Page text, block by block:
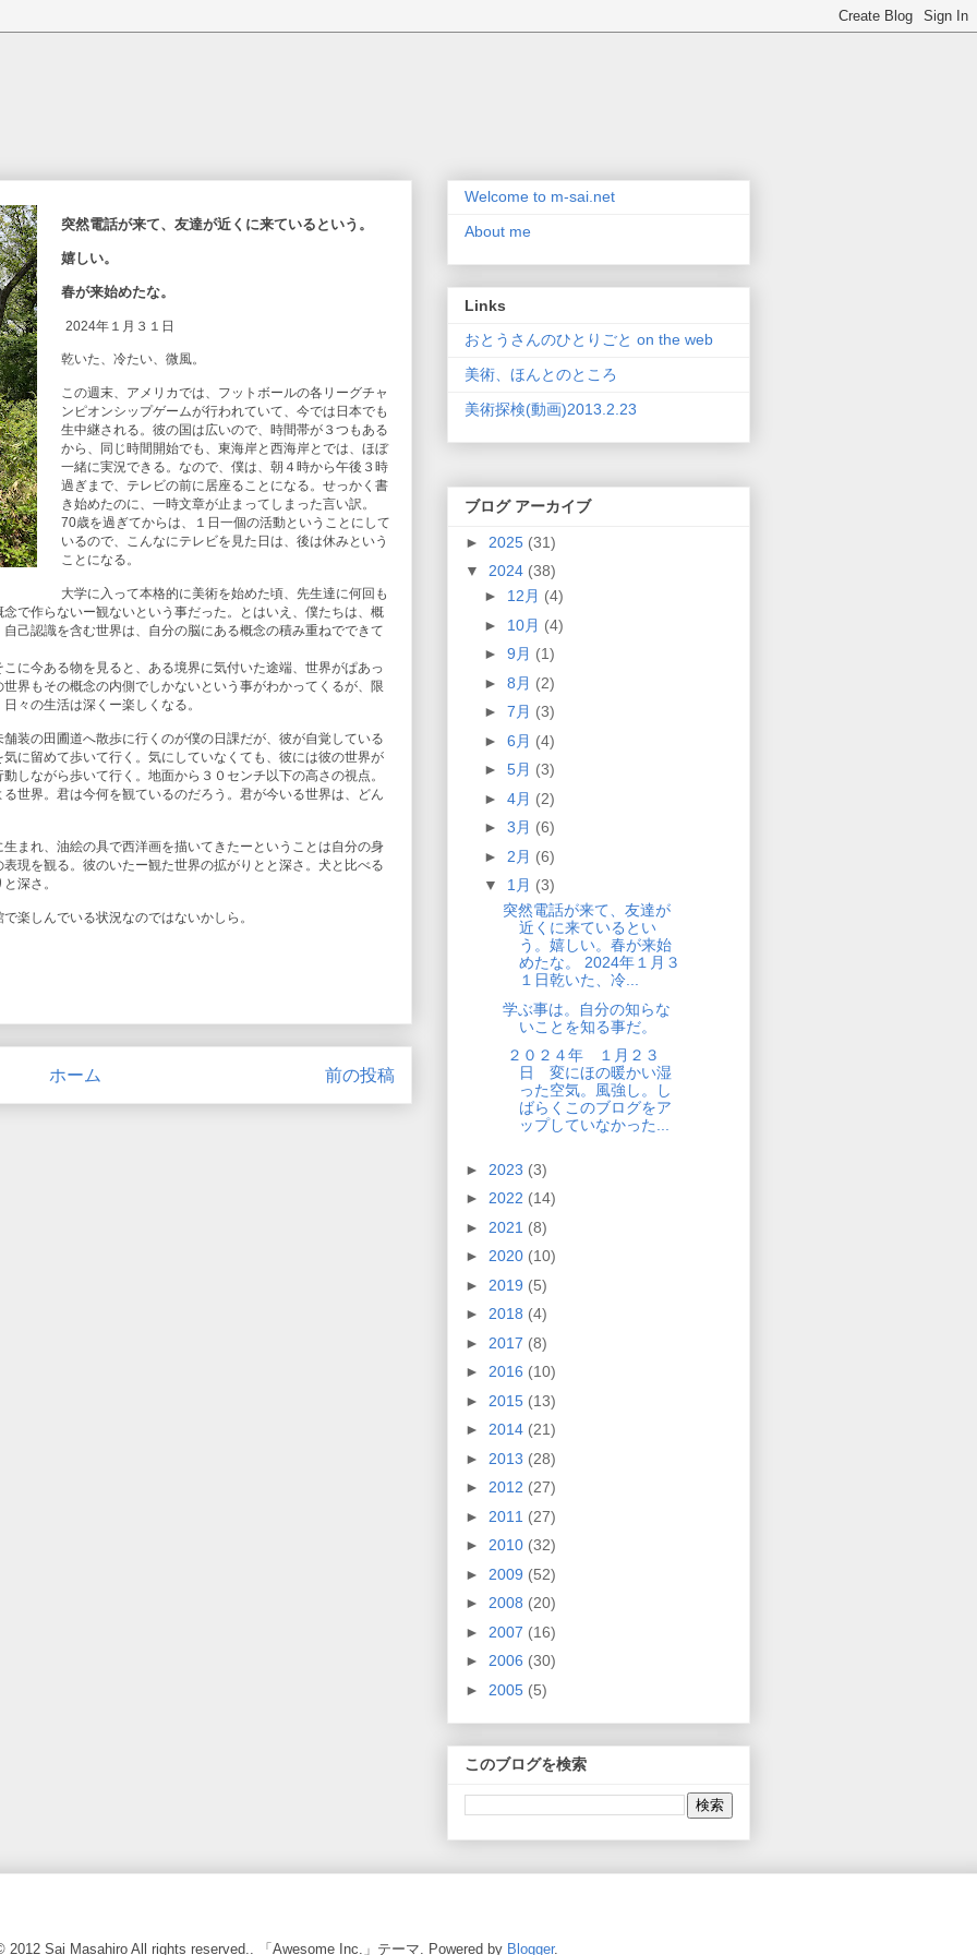
突然電話が来て、友達が近くに来ているという。
嬉しい。
春が来始めたな。
2024年１月３１日
乾いた、冷たい、微風。
この週末、アメリカでは、フットボールの各リーグチャ
ンピオンシップゲームが行われていて、今では日本でも
生中継される。彼の国は広いので、時間帯が３つもある
から、同じ時間開始でも、東海岸と西海岸とでは、ほぼ
一緒に実況できる。なので、僕は、朝４時から午後３時
過ぎまで、テレビの前に居座ることになる。せっかく書
き始めたのに、一時文章が止まってしまった言い訳。
70歳を過ぎてからは、１日一個の活動ということにして
いるので、こんなにテレビを見た日は、後は休みという
ことになる。
大学に入って本格的に美術を始めた頃、先生達に何回も
で作らないー観ないという事だった。とはいえ、僕たちは、概
己認識を含む世界は、自分の脳にある概念の積み重ねでできて
に今ある物を見ると、ある境界に気付いた途端、世界がぱあっ
界もその概念の内側でしかないという事がわかってくるが、限
々の生活は深くー楽しくなる。
装の田圃道へ散歩に行くのが僕の日課だが、彼が自覚している
に留めて歩いて行く。気にしていなくても、彼には彼の世界が
しながら歩いて行く。地面から３０センチ以下の高さの視点。
世界。君は今何を観ているのだろう。君が今いる世界は、どん
まれ、油絵の具で西洋画を描いてきたーということは自分の身
現を観る。彼のいたー観た世界の拡がりとと深さ。犬と比べる
深さ。
楽しんでいる状況なのではないかしら。
前の投稿
ホーム
Welcome to m-sai.net
About me
Links
おとうさんのひとりごと on the web
美術、ほんとのところ
美術探検(動画)2013.2.23
ブログ アーカイブ
► 2025 (31)
▼ 2024 (38)
► 12月 (4)
► 10月 (4)
► 9月 (1)
► 8月 (2)
► 7月 (3)
► 6月 (4)
► 5月 (3)
► 4月 (2)
► 3月 (6)
► 2月 (6)
▼ 1月 (3)
突然電話が来て、友達が
近くに来ているとい
う。嬉しい。春が来始
めたな。 2024年１月３
１日乾いた、冷...
学ぶ事は。自分の知らな
いことを知る事だ。
２０２４年 １月２３
日 変にほの暖かい湿
った空気。風強し。し
ばらくこのブログをア
ップしていなかった...
► 2023 (3)
► 2022 (14)
► 2021 (8)
► 2020 (10)
► 2019 (5)
► 2018 (4)
► 2017 (8)
► 2016 (10)
► 2015 (13)
► 2014 (21)
► 2013 (28)
► 2012 (27)
► 2011 (27)
► 2010 (32)
► 2009 (52)
► 2008 (20)
► 2007 (16)
► 2006 (30)
► 2005 (5)
このブログを検索
2012 Sai Masahiro All rights reserved.. 「Awesome Inc.」テーマ. Powered by Blogger.